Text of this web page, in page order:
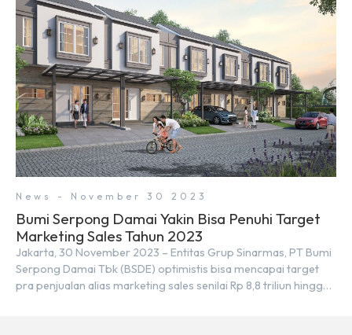
kawasan yang berbeda. Berikut penjelasannya. Baca Juga: […]
News - November 30 2023
Bumi Serpong Damai Yakin Bisa Penuhi Target
Marketing Sales Tahun 2023
Jakarta, 30 November 2023 – Entitas Grup Sinarmas, PT Bumi
Serpong Damai Tbk (BSDE) optimistis bisa mencapai target
pra penjualan alias marketing sales senilai Rp 8,8 triliun hingga